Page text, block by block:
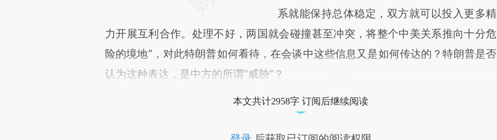
系就能保持总体稳定，双方就可以投入更多精
力开展互利合作。处理不好，两国就会碰撞甚至冲突，将整个中美关系推向十分危
险的境地”，对此特朗普如何看待，在会谈中这些信息又是如何传达的？特朗普是否
认为这种表达，是中方的所谓“威胁”？
本文共计2958字 订阅后继续阅读